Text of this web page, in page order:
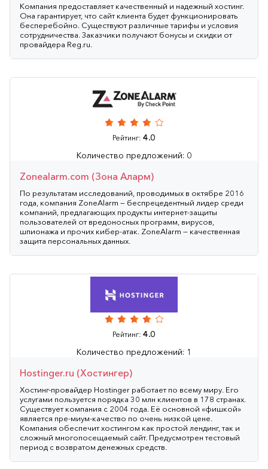
Компания предоставляет качественный и надежный хостинг.
Она гарантирует, что сайт клиента будет функционировать
бесперебойно. Существуют различные тарифы и условия
сотрудничества. Заказчики получают бонусы и скидки от
провайдера Reg.ru.
Рейтинг: 4.0
Количество предложений: 0
Zonealarm.com (Зона Аларм)
По результатам исследований, проводимых в октябре 2016
года, компания ZoneAlarm — беспрецедентный лидер среди
компаний, предлагающих продукты интернет-защиты
пользователей от вредоносных программ, вирусов,
шпионажа и прочих кибер-атак. ZoneAlarm — качественная
защита персональных данных.
Рейтинг: 4.0
Количество предложений: 1
Hostinger.ru (Хостингер)
Хостинг-провайдер Hostinger работает по всему миру. Его
услугами пользуется порядка 30 млн клиентов в 178 странах.
Существует компания с 2004 года. Её основной «фишкой»
является пре-миум-качество по очень низкой цене.
Компания обеспечит хостингом как простой лендинг, так и
сложный многопосещаемый сайт. Предусмотрен тестовый
период с возвратом денежных средств.